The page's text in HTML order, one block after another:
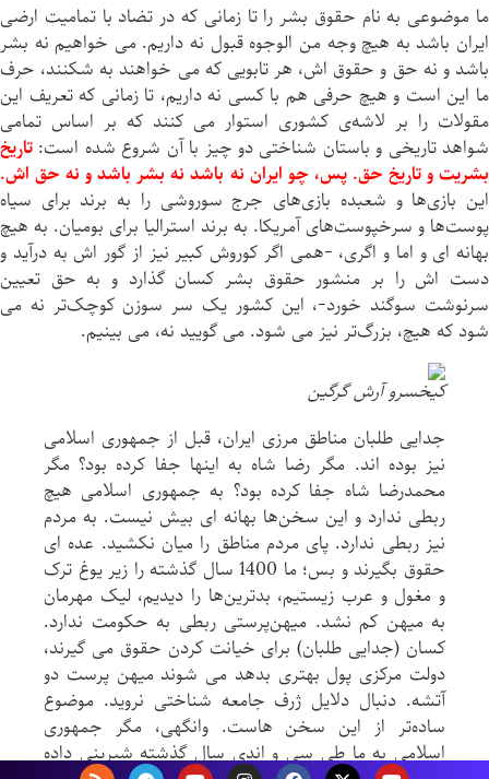
ما موضوعی به نام حقوق بشر را تا زمانی که در تضاد با تمامیت ارضی
ایران باشد به هیچ وجه من الوجوه قبول نه داریم. می خواهیم نه بشر
باشد و نه حق و حقوق اش، هر تابویی که می خواهند به شکنند، حرف
ما این است و هیچ حرفی هم با کسی نه داریم، تا زمانی که تعریف این
مقولات را بر لاشه‌ی کشوری استوار می کنند که بر اساس تمامی
شواهد تاریخی و باستان شناختی دو چیز با آن شروع شده است: تاریخ
بشریت و تاریخ حق. پس، چو ایران نه باشد نه بشر باشد و نه حق اش.
این بازی‌ها و شعبده بازی‌های جرج سوروشی را به برند برای سیاه
پوست‌ها و سرخپوست‌های آمریکا. به برند استرالیا برای بومیان. به هیچ
بهانه ای و اما و اگری، -همی اگر کوروش کبیر نیز از گور اش به درآید و
دست اش را بر منشور حقوق بشر کسان گذارد و به حق تعیین
سرنوشت سوگند خورد-، این کشور یک سر سوزن کوچک‌تر نه می
شود که هیچ، بزرگ‌تر نیز می شود. می گویید نه، می بینیم.
کیخسرو آرش گرگین
جدایی طلبان مناطق مرزی ایران، قبل از جمهوری اسلامی
نیز بوده اند. مگر رضا شاه به اینها جفا کرده بود؟ مگر
محمدرضا شاه جفا کرده بود؟ به جمهوری اسلامی هیچ
ربطی ندارد و این سخن‌ها بهانه ای بیش نیست. به مردم
نیز ربطی ندارد. پای مردم مناطق را میان نکشید. عده ای
حقوق بگیرند و بس؛ ما 1400 سال گذشته را زیر یوغ ترک
و مغول و عرب زیستیم، بدترین‌ها را دیدیم، لیک مهرمان
به میهن کم نشد. میهن‌پرستی ربطی به حکومت ندارد.
کسان (جدایی طلبان) برای خیانت کردن حقوق می گیرند،
دولت مرکزی پول بهتری بدهد می شوند میهن پرست دو
آتشه. دنبال دلایل ژرف جامعه شناختی نروید. موضوع
ساده‌تر از این سخن هاست. وانگهی، مگر جمهوری
اسلامی به ما طی سی و اندی سال گذشته شیرینی داده